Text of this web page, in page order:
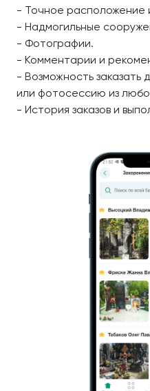
- Точное расположение
- Надмогильные
- Фотографии.
- Комментарии и
- Возможность заказать
или фотосессию из
- История заказов и